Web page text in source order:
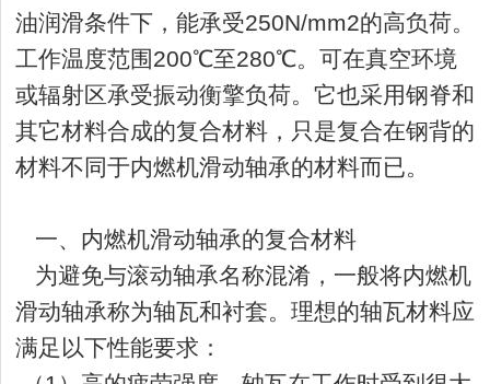
油润滑条件下，能承受250N/mm2的高负荷。
工作温度范围200℃至280℃。可在真空环境
或辐射区承受振动衡擎负荷。它也采用钢脊和
其它材料合成的复合材料，只是复合在钢背的
材料不同于内燃机滑动轴承的材料而已。
一、内燃机滑动轴承的复合材料
为避免与滚动轴承名称混淆，一般将内燃机
滑动轴承称为轴瓦和衬套。理想的轴瓦材料应
满足以下性能要求：